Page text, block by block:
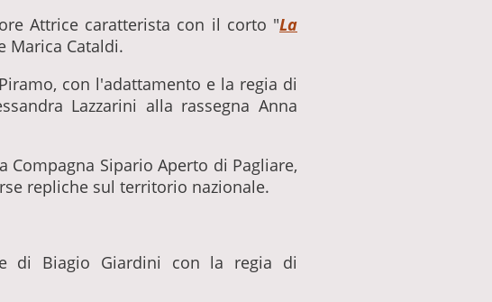
Attrice caratterista con il corto "La
Marica Cataldi.
con l'adattamento e la regia di
Lazzarini alla rassegna Anna
Compagna Sipario Aperto di Pagliare,
repliche sul territorio nazionale.
di Biagio Giardini con la regia di